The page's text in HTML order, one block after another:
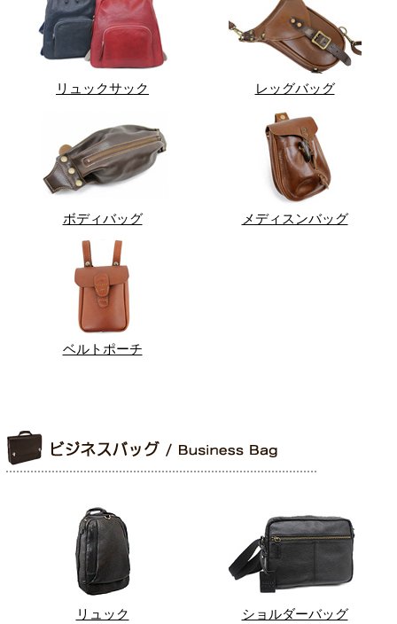
リュックサック レッグバッグ
ボディバッグ メディスンバッグ
ベルトポーチ
リュック ショルダーバッグ